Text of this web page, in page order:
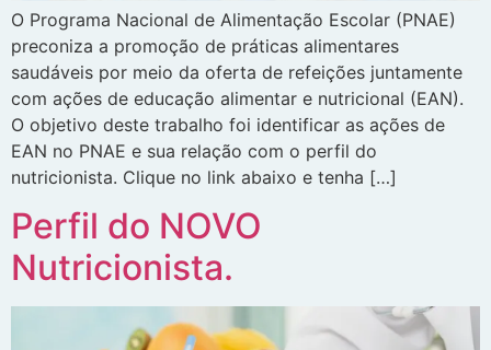
O Programa Nacional de Alimentação Escolar (PNAE)
preconiza a promoção de práticas alimentares
saudáveis por meio da oferta de refeições juntamente
com ações de educação alimentar e nutricional (EAN).
O objetivo deste trabalho foi identificar as ações de
EAN no PNAE e sua relação com o perfil do
nutricionista. Clique no link abaixo e tenha […]
Perfil do NOVO
Nutricionista.